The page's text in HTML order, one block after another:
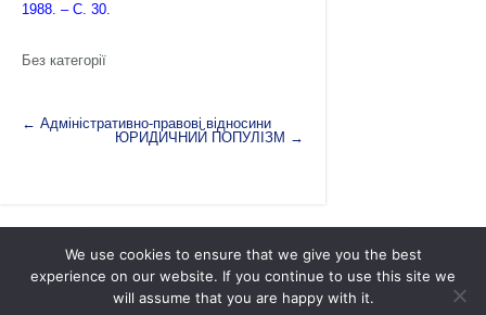
1988. – С. 30.
Без категорії
← Адміністративно-правові відносини
ЮРИДИЧНИЙ ПОПУЛІЗМ →
Академія адміністративно-правових наук |
We use cookies to ensure that we give you the best
experience on our website. If you continue to use this site we
will assume that you are happy with it.